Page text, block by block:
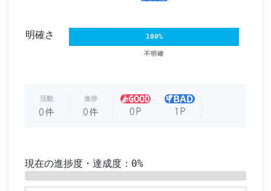
明確さ 100%
不明確
活動
0件
進捗
0件 0P 1P
現在の進捗度・達成度：0%